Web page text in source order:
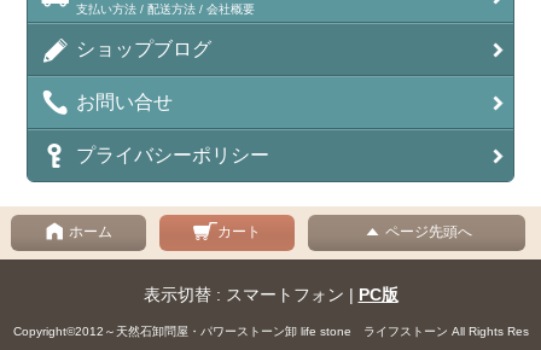
支払い方法 / 配送方法 / 会社概要
ショップブログ
お問い合せ
プライバシーポリシー
ホーム カート ページ先頭へ
表示切替 : スマートフォン | PC版
Copyright©2012～天然石卸問屋・パワーストーン卸 life stone ライフストーン All Rights Res